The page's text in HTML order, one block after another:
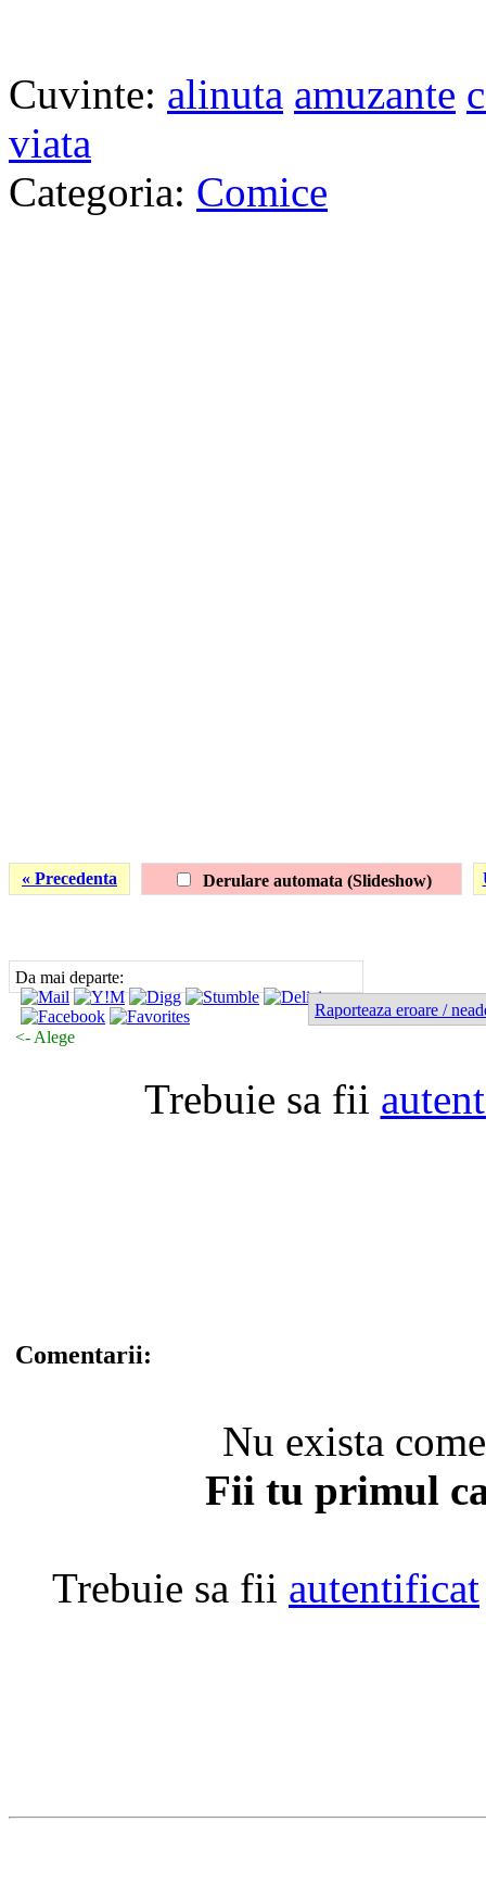
Cuvinte: alinuta amuzante
viata
Categoria: Comice
« Precedenta Derulare automata (Slideshow)
Da mai departe:
<- Alege
Raporteaza eroare /
Trebuie sa fii
Comentarii:
Nu exista
Fii tu primul
Trebuie sa fii autentificat